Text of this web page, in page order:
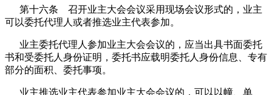
第十六条 召开业主大会会议采用现场会议形式的，业主
可以委托代理人或者推选业主代表参加。
业主委托代理人参加业主大会会议的，应当出具书面委托
书和受委托人身份证明，委托书应载明委托人身份信息、专有
部分的面积、委托事项。
业主推选业主代表参加业主大会会议的，可以以幢、单